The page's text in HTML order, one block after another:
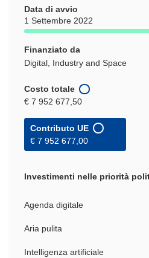
Data di avvio
1 Settembre 2022
Finanziato da
Digital, Industry and Space
Costo totale
€ 7 952 677,50
Contributo UE
€ 7 952 677,00
Investimenti nelle priorità
Agenda digitale
Aria pulita
Intelligenza artificiale